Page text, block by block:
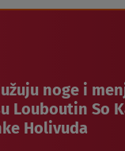
noge i
Louboutin So
Holivuda